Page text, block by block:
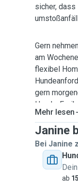
sicher,
Gern
am
flexibel
gern
Hunde-
uns über
Mehr lesen
Janine
Bei Janine
ab